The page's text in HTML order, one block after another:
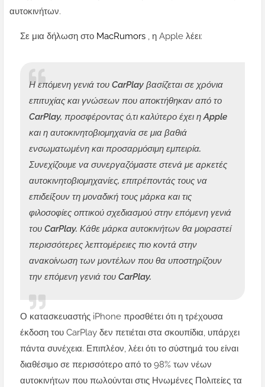
αυτοκινήτων.
Σε μια δήλωση στο MacRumors , η Apple λέει:
Η επόμενη γενιά του CarPlay βασίζεται σε χρόνια
επιτυχίας και γνώσεων που αποκτήθηκαν από το
CarPlay, προσφέροντας ό,τι καλύτερο έχει η Apple
και η αυτοκινητοβιομηχανία σε μια βαθιά
ενσωματωμένη και προσαρμόσιμη εμπειρία.
Συνεχίζουμε να συνεργαζόμαστε στενά με αρκετές
αυτοκινητοβιομηχανίες, επιτρέποντάς τους να
επιδείξουν τη μοναδική τους μάρκα και τις
φιλοσοφίες οπτικού σχεδιασμού στην επόμενη γενιά
του CarPlay. Κάθε μάρκα αυτοκινήτων θα μοιραστεί
περισσότερες λεπτομέρειες πιο κοντά στην
ανακοίνωση των μοντέλων που θα υποστηρίζουν
την επόμενη γενιά του CarPlay.
Ο κατασκευαστής iPhone προσθέτει ότι η τρέχουσα
έκδοση του CarPlay δεν πετιέται στα σκουπίδια, υπάρχει
πάντα συνέχεια. Επιπλέον, λέει ότι το σύστημά του είναι
διαθέσιμο σε περισσότερο από το 98% των νέων
αυτοκινήτων που πωλούνται στις Ηνωμένες Πολιτείες τα